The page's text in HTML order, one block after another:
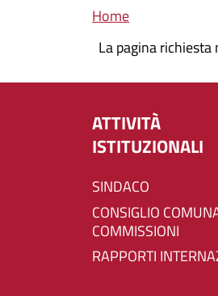
Briciole di
Home
La pagina
ATTIVITÀ
ISTITUZIONALI
SINDACO
CONSIGLIO COMUNALE E
COMMISSIONI
RAPPORTI